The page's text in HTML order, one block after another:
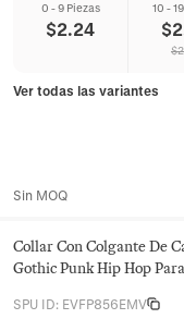
0 - 9 Piezas
$2.24
10 -
$
$
Ver todas las variantes
Sin MOQ
Collar Con Colgante De
Gothic Punk Hip Hop
SPU ID: EVFP856EMV